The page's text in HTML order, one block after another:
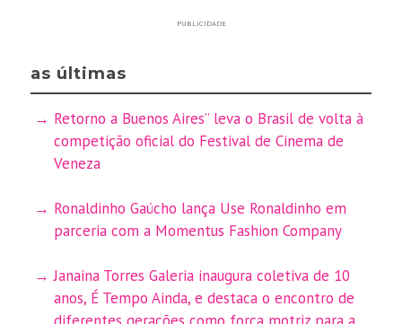
PUBLICIDADE
as últimas
Retorno a Buenos Aires” leva o Brasil de volta à
competição oficial do Festival de Cinema de
Veneza
Ronaldinho Gaúcho lança Use Ronaldinho em
parceria com a Momentus Fashion Company
Janaina Torres Galeria inaugura coletiva de 10
anos, É Tempo Ainda, e destaca o encontro de